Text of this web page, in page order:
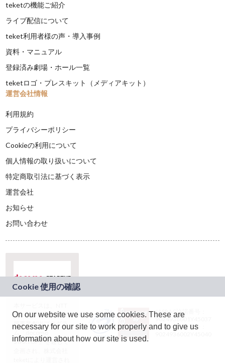
teketの機能ご紹介
ライブ配信について
teket利用者様の声・導入事例
資料・マニュアル
登録済み劇場・ホール一覧
teketロゴ・プレスキット（メディアキット）
運営会社情報
利用規約
プライバシーポリシー
Cookieの利用について
個人情報の取り扱いについて
特定商取引法に基づく表示
運営会社
お知らせ
お問い合わせ
ドコモグループの新
規事業創出プログラ
ム「docomo
STARTUP」を通じて
JASRAC許諾番号：
9024936001Y45037
JASRAC許諾番号：
On our website we use some cookies. These are
necessary for our site to work properly and to give us
information about how our site is used.